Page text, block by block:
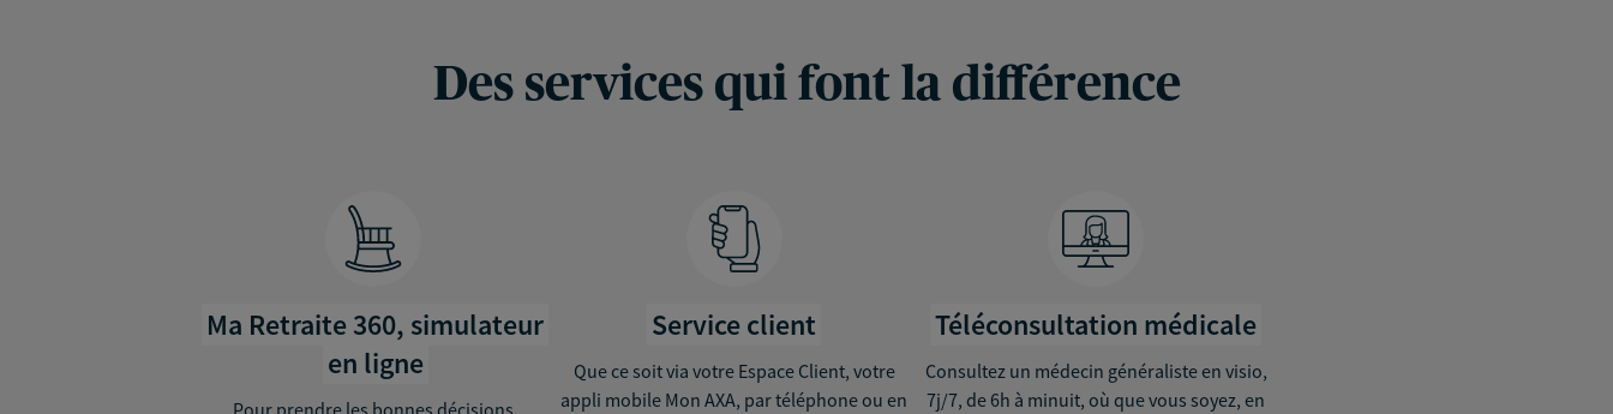
Des services qui font la différence
Ma Retraite 360, simulateur
en ligne
Pour prendre les bonnes décisions
Service client
Que ce soit via votre Espace Client, votre
appli mobile Mon AXA, par téléphone ou en
Téléconsultation médicale
Consultez un médecin généraliste en visio,
7j/7, de 6h à minuit, où que vous soyez, en